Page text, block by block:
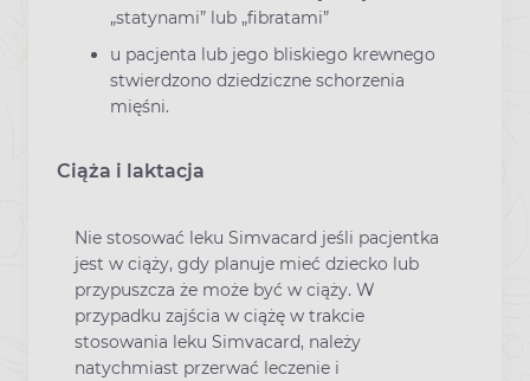
„statynami” lub „fibratami”
u pacjenta lub jego bliskiego krewnego
stwierdzono dziedziczne schorzenia
mięśni.
Ciąża i laktacja
Nie stosować leku Simvacard jeśli pacjentka
jest w ciąży, gdy planuje mieć dziecko lub
przypuszcza że może być w ciąży. W
przypadku zajścia w ciążę w trakcie
stosowania leku Simvacard, należy
natychmiast przerwać leczenie i